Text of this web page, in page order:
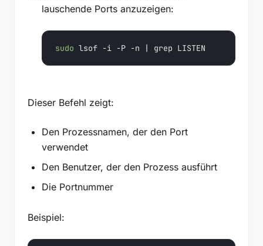
lauschende Ports anzuzeigen:
sudo lsof -i -P -n | grep LISTEN
Dieser Befehl zeigt:
Den Prozessnamen, der den Port
verwendet
Den Benutzer, der den Prozess ausführt
Die Portnummer
Beispiel: